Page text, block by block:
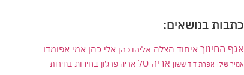
כתבות בנושאים:
אגף החינוך איחוד הצלה אליהו כהן אלי כהן אמי אפומדו
אמיר שילו אפרת דוד ששון אריה טל אריה פרג'ון בחירות בחירות